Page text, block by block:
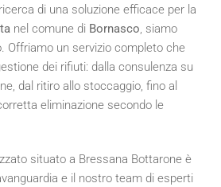
di una soluzione efficace per la
nel comune di Bornasco, siamo
Offriamo un servizio completo che
dei rifiuti: dalla consulenza su
dal ritiro allo stoccaggio, fino al
eliminazione secondo le
situato a Bressana Bottarone è
e il nostro team di esperti